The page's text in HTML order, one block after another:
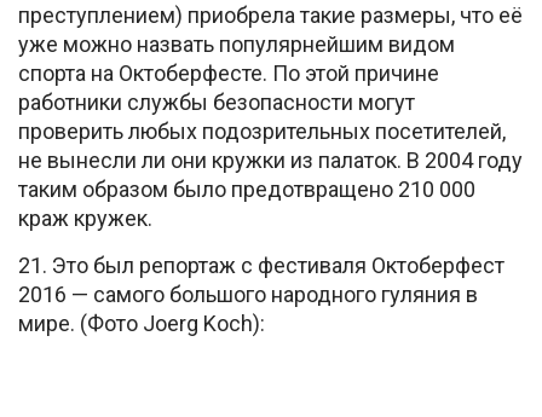
преступлением) приобрела такие размеры, что её
уже можно назвать популярнейшим видом
спорта на Октоберфесте. По этой причине
работники службы безопасности могут
проверить любых подозрительных посетителей,
не вынесли ли они кружки из палаток. В 2004 году
таким образом было предотвращено 210 000
краж кружек.
21. Это был репортаж с фестиваля Октоберфест
2016 — самого большого народного гуляния в
мире. (Фото Joerg Koch):